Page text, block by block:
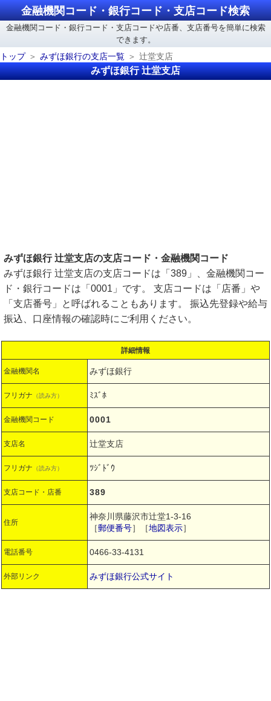
金融機関コード・銀行コード・支店コード検索
金融機関コード・銀行コード・支店コードや店番、支店番号を簡単に検索
できます。
トップ
みずほ銀行の支店一覧 辻堂支店
みずほ銀行 辻堂支店
みずほ銀行 辻堂支店の支店コード・金融機関コード
みずほ銀行 辻堂支店の支店コードは「389」、金融機関コー
ド・銀行コードは「0001」です。 支店コードは「店番」や
「支店番号」と呼ばれることもあります。 振込先登録や給与
振込、口座情報の確認時にご利用ください。
詳細情報
金融機関名 みずほ銀行
フリガナ （読み方） ﾐｽﾞﾎ
金融機関コード 0001
支店名 辻堂支店
フリガナ （読み方） ﾂｼﾞﾄﾞｳ
支店コード・店番 389
住所
神奈川県藤沢市辻堂1-3-16
［郵便番号］［地図表示］
電話番号 0466-33-4131
外部リンク みずほ銀行公式サイト